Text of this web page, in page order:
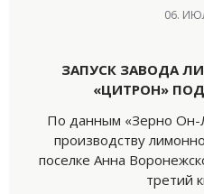
06.
ЗАПУСК ЗАВОДА
«ЦИТРОН»
По данным «Зерно Он-
производству
поселке Анна
третий